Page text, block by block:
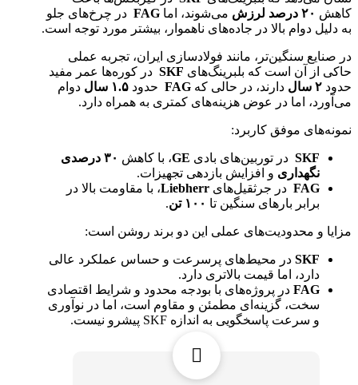
کاهش ۲۰ درصد لرزش می‌شوند، اما FAG در چرخ‌های جلو
به دلیل دوام بالا در جاده‌های ناهموار، بیشتر مورد توجه است.
در صنایع سنگین‌تر، مانند فولادسازی ایران، تجربه عملی
حاکی از آن است که بلبرینگ‌های SKF در کوره‌ها عمر مفید
حدود ۲ سال دارند، در حالی که FAG حدود ۱.۵ سال دوام
می‌آورد، اما در عوض هزینه‌های کمتری به همراه دارد.
نمونه‌های موفق کاربرد:
SKF در توربین‌های بادی GE، با کاهش ۳۰ درصدی
نگهداری و افزایش بازدهی تجهیزات.
FAG در جرثقیل‌های Liebherr، با مقاومت بالا در
برابر بارهای سنگین تا ۱۰۰ تن.
مزایا و محدودیت‌های عملی این دو برند روشن است:
SKF در محیط‌های پرسرعت و حساس عملکرد عالی
دارد، اما قیمت بالاتری دارد.
FAG در پروژه‌های با بودجه محدود و شرایط اقتصادی
سخت، گزینه‌ای مطمئن و مقاوم است، اما در نوآوری
و سرعت پاسخگویی به اندازه SKF پیشرو نیست.